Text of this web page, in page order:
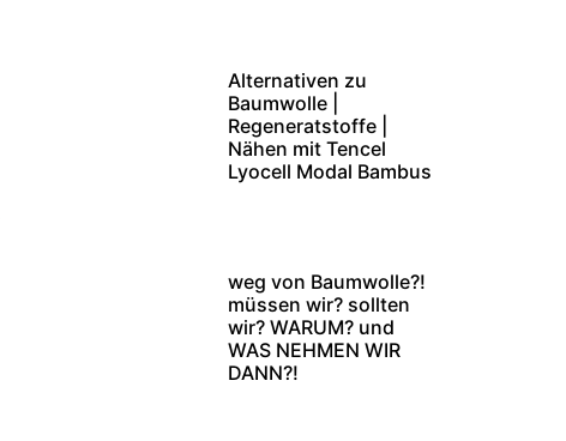
Alternativen zu
Baumwolle |
Regeneratstoffe |
Nähen mit Tencel
Lyocell Modal Bambus
weg von Baumwolle?!
müssen wir? sollten
wir? WARUM? und
WAS NEHMEN WIR
DANN?!